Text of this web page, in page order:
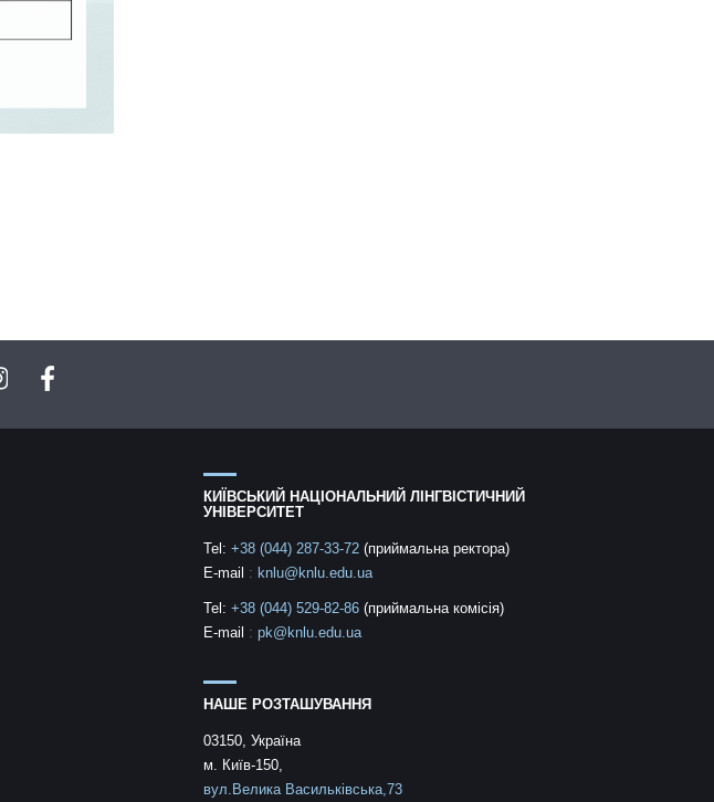
КИЇВСЬКИЙ НАЦІОНАЛЬНИЙ ЛІНГВІСТИЧНИЙ
УНІВЕРСИТЕТ
Tel: +38 (044) 287-33-72 (приймальна ректора)
E-mail : knlu@knlu.edu.ua
Tel: +38 (044) 529-82-86 (приймальна комісія)
E-mail : pk@knlu.edu.ua
НАШЕ РОЗТАШУВАННЯ
03150, Україна
м. Київ-150,
вул.Велика Васильківська,73